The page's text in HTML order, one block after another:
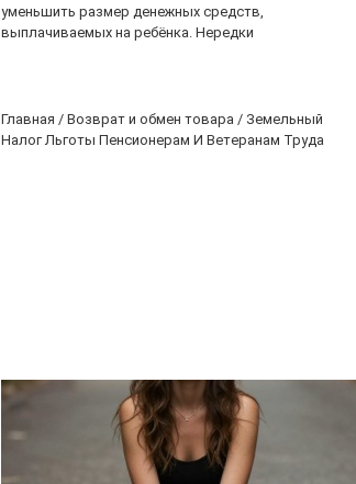
уменьшить размер денежных средств,
выплачиваемых на ребёнка. Нередки
Главная / Возврат и обмен товара / Земельный
Налог Льготы Пенсионерам И Ветеранам Труда